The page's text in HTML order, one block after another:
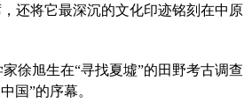
还将它最深沉的文化印迹铭刻在中原
徐旭生在“寻找夏墟”的田野考古调查
国”的序幕。